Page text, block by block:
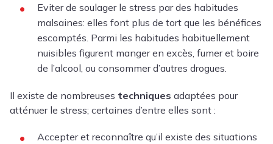
Eviter de soulager le stress par des habitudes
malsaines: elles font plus de tort que les bénéfices
escomptés. Parmi les habitudes habituellement
nuisibles figurent manger en excès, fumer et boire
de l’alcool, ou consommer d’autres drogues.
Il existe de nombreuses techniques adaptées pour
atténuer le stress; certaines d’entre elles sont :
Accepter et reconnaître qu’il existe des situations